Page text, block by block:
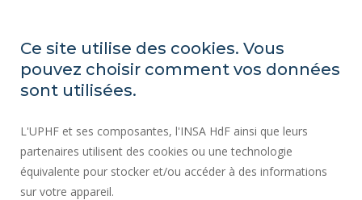
MAPA DEL SITIO
ACCESIBILIDAD
INFORMACIÓN LEGAL
CONTACTOS
Ce site utilise des cookies. Vous
pouvez choisir comment vos données
sont utilisées.
L'UPHF et ses composantes, l'INSA HdF ainsi que leurs
partenaires utilisent des cookies ou une technologie
équivalente pour stocker et/ou accéder à des informations
sur votre appareil.